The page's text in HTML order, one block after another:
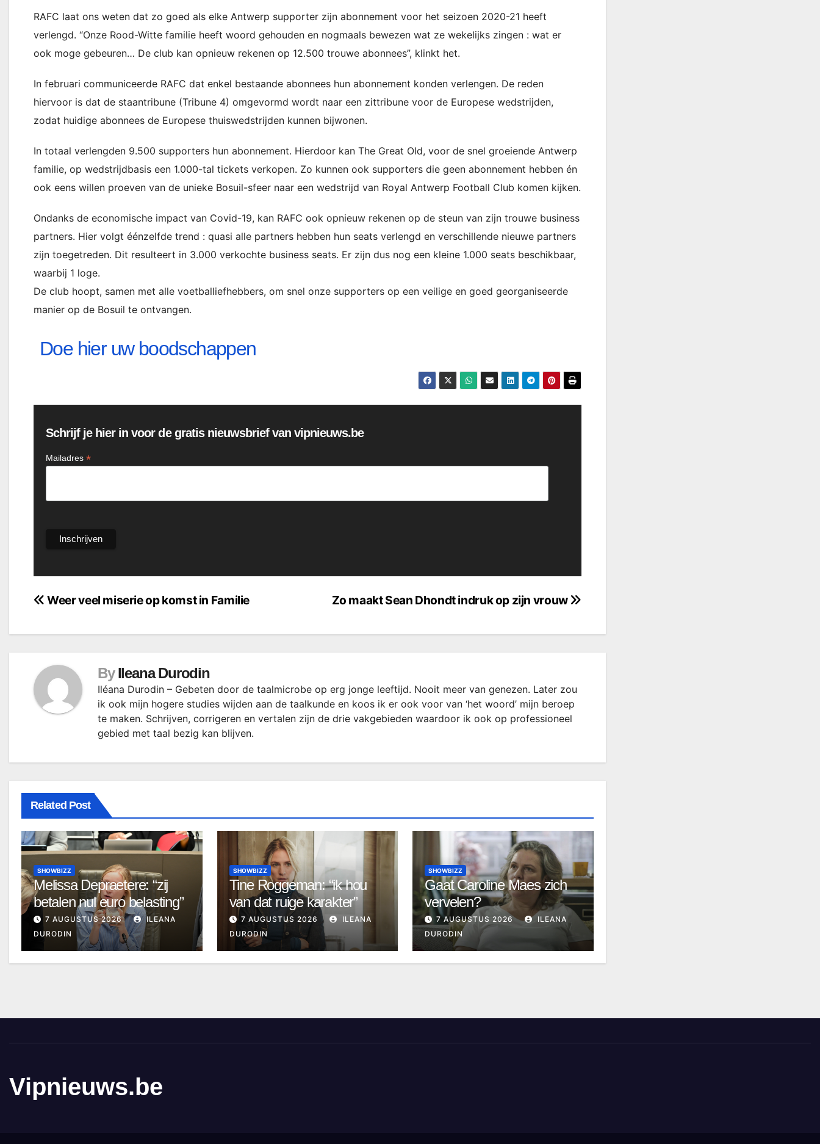
RAFC laat ons weten dat zo goed als elke Antwerp supporter zijn abonnement voor het seizoen 2020-21 heeft
verlengd. “Onze Rood-Witte familie heeft woord gehouden en nogmaals bewezen wat ze wekelijks zingen : wat er
ook moge gebeuren… De club kan opnieuw rekenen op 12.500 trouwe abonnees”, klinkt het.
In februari communiceerde RAFC dat enkel bestaande abonnees hun abonnement konden verlengen. De reden
hiervoor is dat de staantribune (Tribune 4) omgevormd wordt naar een zittribune voor de Europese wedstrijden,
zodat huidige abonnees de Europese thuiswedstrijden kunnen bijwonen.
In totaal verlengden 9.500 supporters hun abonnement. Hierdoor kan The Great Old, voor de snel groeiende Antwerp
familie, op wedstrijdbasis een 1.000-tal tickets verkopen. Zo kunnen ook supporters die geen abonnement hebben én
ook eens willen proeven van de unieke Bosuil-sfeer naar een wedstrijd van Royal Antwerp Football Club komen kijken.
Ondanks de economische impact van Covid-19, kan RAFC ook opnieuw rekenen op de steun van zijn trouwe business
partners. Hier volgt éénzelfde trend : quasi alle partners hebben hun seats verlengd en verschillende nieuwe partners
zijn toegetreden. Dit resulteert in 3.000 verkochte business seats. Er zijn dus nog een kleine 1.000 seats beschikbaar,
waarbij 1 loge.
De club hoopt, samen met alle voetballiefhebbers, om snel onze supporters op een veilige en goed georganiseerde
manier op de Bosuil te ontvangen.
Doe hier uw boodschappen
Schrijf je hier in voor de gratis nieuwsbrief van vipnieuws.be
Mailadres *
Bericht
Zo maakt Sean Dhondt indruk op zijn vrouw
Weer veel miserie op komst in Familie
By Ileana Durodin
Iléana Durodin – Gebeten door de taalmicrobe op erg jonge leeftijd. Nooit meer van genezen. Later zou
ik ook mijn hogere studies wijden aan de taalkunde en koos ik er ook voor van ‘het woord’ mijn beroep
te maken. Schrijven, corrigeren en vertalen zijn de drie vakgebieden waardoor ik ook op professioneel
gebied met taal bezig kan blijven.
Related Post
SHOWBIZZ
Melissa Depraetere: “zij
betalen nul euro belasting”
7 AUGUSTUS 2026
ILEANA
DURODIN
SHOWBIZZ
Tine Roggeman: “ik hou
van dat ruige karakter”
7 AUGUSTUS 2026
ILEANA
DURODIN
SHOWBIZZ
Gaat Caroline Maes zich
vervelen?
7 AUGUSTUS 2026
ILEANA
DURODIN
Vipnieuws.be